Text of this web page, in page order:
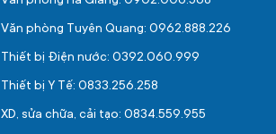
Văn phòng Tuyên Quang: 0962.888.226
Thiết bị Điện nước: 0392.060.999
Thiết bị Y Tế: 0833.256.258
XD, sửa chữa, cải tạo: 0834.559.955